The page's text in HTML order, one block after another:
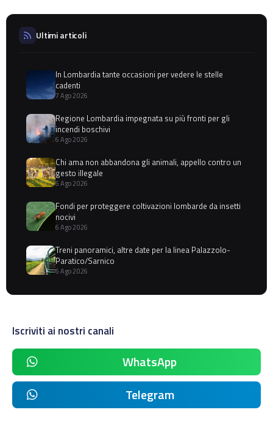
Ultimi articoli
In Lombardia tante occasioni per vedere le stelle
cadenti
7 Ago 2026
Regione Lombardia impegnata su più fronti per gli
incendi boschivi
6 Ago 2026
Chi ama non abbandona gli animali, appello contro un
gesto illegale
6 Ago 2026
Fondi per proteggere coltivazioni lombarde da insetti
nocivi
6 Ago 2026
Treni panoramici, altre date per la linea Palazzolo-
Paratico/Sarnico
6 Ago 2026
Iscriviti ai nostri canali
WhatsApp
Telegram